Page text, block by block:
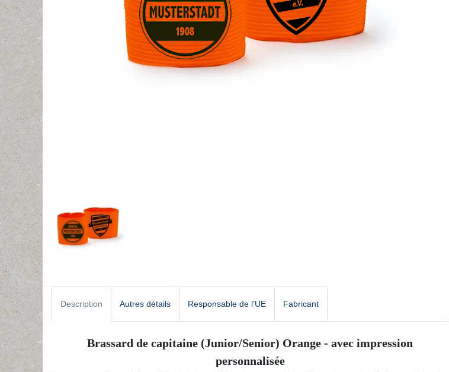
Description Autres détails Responsable de l'UE Fabricant
Brassard de capitaine (Junior/Senior) Orange - avec impression
personnalisée